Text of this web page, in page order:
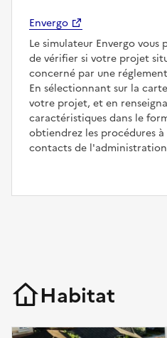
Envergo
Le simulateur Envergo vous
de vérifier si votre projet
concerné par une
En sélectionnant sur la
votre projet, et en
caractéristiques dans le
obtiendrez les procédures à
contacts de
Habitat